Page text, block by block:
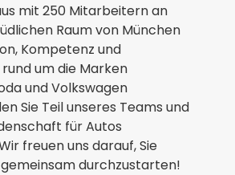
mit 250 Mitarbeitern an
Raum von München
Kompetenz und
um die Marken
und Volkswagen
Sie Teil unseres Teams und
für Autos
freuen uns darauf, Sie
durchzustarten!